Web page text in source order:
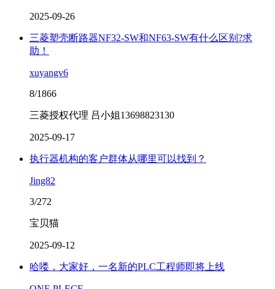
2025-09-26
三菱塑壳断路器NF32-SW和NF63-SW有什么区别?求
助！
xuyangv6
8/1866
三菱授权代理 吕小姐13698823130
2025-09-17
执行器机构的客户群体从哪里可以找到？
Jing82
3/272
宝贝猫
2025-09-12
哈喽，大家好，一名新的PLC工程师即将上线